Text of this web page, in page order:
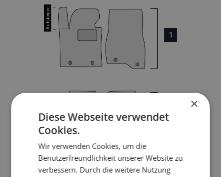
1
4
×
Diese Webseite verwendet
Cookies.
Wir verwenden Cookies, um die
Benutzerfreundlichkeit unserer Website zu
verbessern. Durch die weitere Nutzung